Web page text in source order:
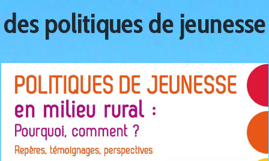
des politiques de jeunesse